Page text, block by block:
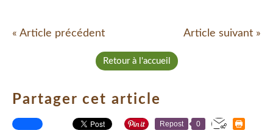
« Article précédent Article suivant »
Retour à l'accueil
Partager cet article
Repost 0